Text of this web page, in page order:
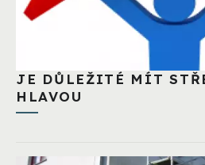
JE DŮLEŽITÉ MÍT
HLAVOU